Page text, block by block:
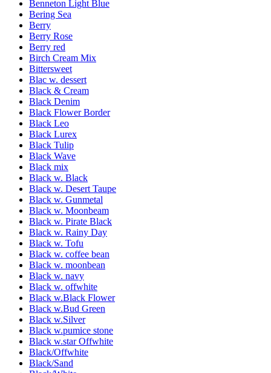
Benneton Light Blue
Bering Sea
Berry
Berry Rose
Berry red
Birch Cream Mix
Bittersweet
Blac w. dessert
Black & Cream
Black Denim
Black Flower Border
Black Leo
Black Lurex
Black Tulip
Black Wave
Black mix
Black w. Black
Black w. Desert Taupe
Black w. Gunmetal
Black w. Moonbeam
Black w. Pirate Black
Black w. Rainy Day
Black w. Tofu
Black w. coffee bean
Black w. moonbean
Black w. navy
Black w. offwhite
Black w.Black Flower
Black w.Bud Green
Black w.Silver
Black w.pumice stone
Black w.star Offwhite
Black/Offwhite
Black/Sand